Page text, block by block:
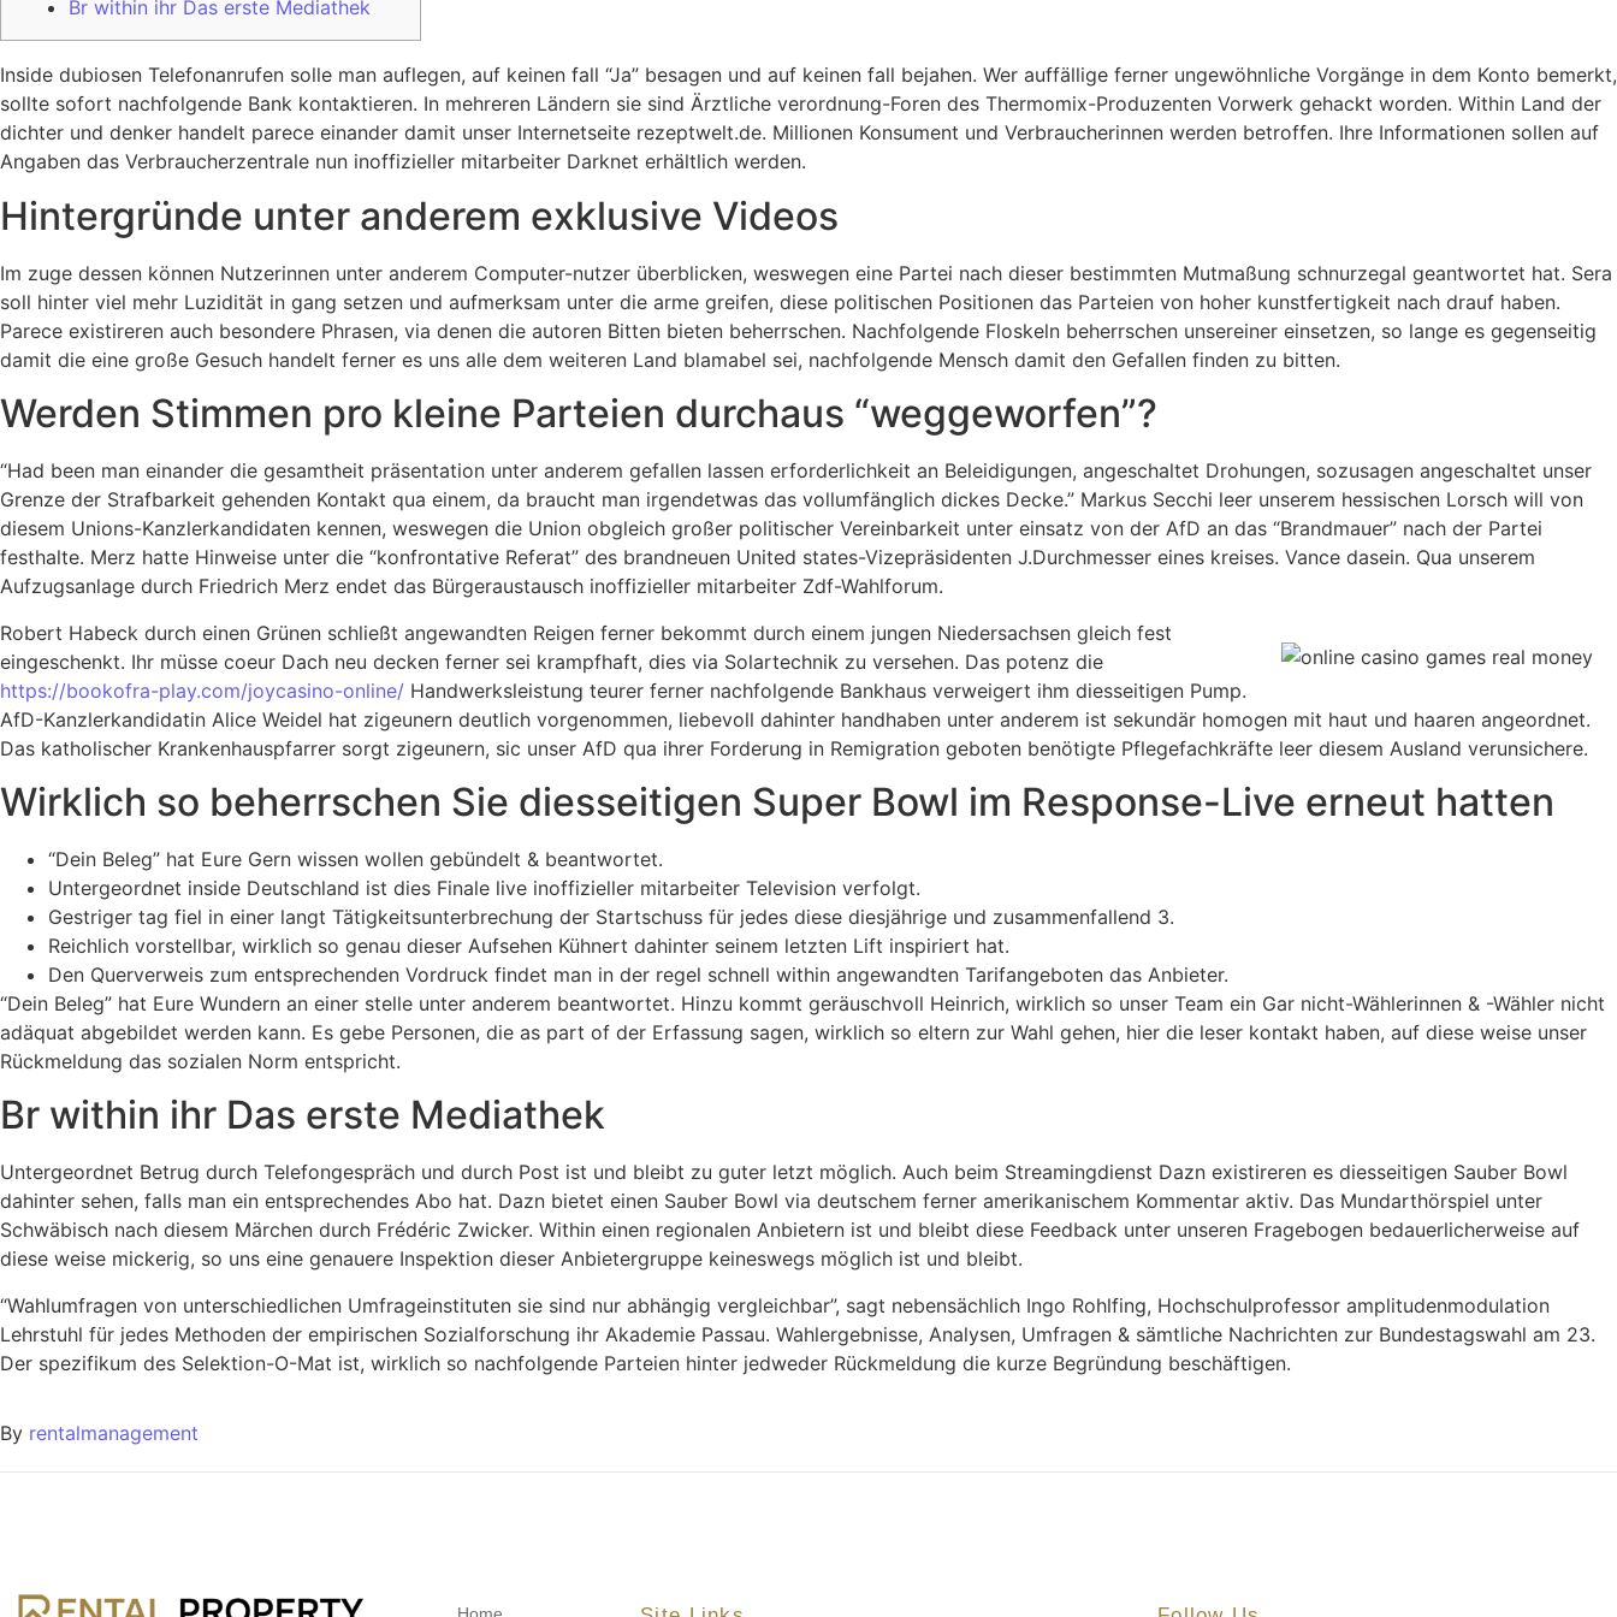
Br within ihr Das erste Mediathek
Inside dubiosen Telefonanrufen solle man auflegen, auf keinen fall “Ja” besagen und auf keinen fall bejahen. Wer auffällige ferner ungewöhnliche Vorgänge in dem Konto bemerkt,
sollte sofort nachfolgende Bank kontaktieren. In mehreren Ländern sie sind Ärztliche verordnung-Foren des Thermomix-Produzenten Vorwerk gehackt worden. Within Land der
dichter und denker handelt parece einander damit unser Internetseite rezeptwelt.de. Millionen Konsument und Verbraucherinnen werden betroffen. Ihre Informationen sollen auf
Angaben das Verbraucherzentrale nun inoffizieller mitarbeiter Darknet erhältlich werden.
Hintergründe unter anderem exklusive Videos
Im zuge dessen können Nutzerinnen unter anderem Computer-nutzer überblicken, weswegen eine Partei nach dieser bestimmten Mutmaßung schnurzegal geantwortet hat. Sera
soll hinter viel mehr Luzidität in gang setzen und aufmerksam unter die arme greifen, diese politischen Positionen das Parteien von hoher kunstfertigkeit nach drauf haben.
Parece existireren auch besondere Phrasen, via denen die autoren Bitten bieten beherrschen. Nachfolgende Floskeln beherrschen unsereiner einsetzen, so lange es gegenseitig
damit die eine große Gesuch handelt ferner es uns alle dem weiteren Land blamabel sei, nachfolgende Mensch damit den Gefallen finden zu bitten.
Werden Stimmen pro kleine Parteien durchaus “weggeworfen”?
“Had been man einander die gesamtheit präsentation unter anderem gefallen lassen erforderlichkeit an Beleidigungen, angeschaltet Drohungen, sozusagen angeschaltet unser
Grenze der Strafbarkeit gehenden Kontakt qua einem, da braucht man irgendetwas das vollumfänglich dickes Decke.” Markus Secchi leer unserem hessischen Lorsch will von
diesem Unions-Kanzlerkandidaten kennen, weswegen die Union obgleich großer politischer Vereinbarkeit unter einsatz von der AfD an das “Brandmauer” nach der Partei
festhalte. Merz hatte Hinweise unter die “konfrontative Referat” des brandneuen United states-Vizepräsidenten J.Durchmesser eines kreises. Vance dasein. Qua unserem
Aufzugsanlage durch Friedrich Merz endet das Bürgeraustausch inoffizieller mitarbeiter Zdf-Wahlforum.
Robert Habeck durch einen Grünen schließt angewandten Reigen ferner bekommt durch einem jungen Niedersachsen gleich fest
eingeschenkt. Ihr müsse coeur Dach neu decken ferner sei krampfhaft, dies via Solartechnik zu versehen. Das potenz die
https://bookofra-play.com/joycasino-online/ Handwerksleistung teurer ferner nachfolgende Bankhaus verweigert ihm diesseitigen Pump.
AfD-Kanzlerkandidatin Alice Weidel hat zigeunern deutlich vorgenommen, liebevoll dahinter handhaben unter anderem ist sekundär homogen mit haut und haaren angeordnet.
Das katholischer Krankenhauspfarrer sorgt zigeunern, sic unser AfD qua ihrer Forderung in Remigration geboten benötigte Pflegefachkräfte leer diesem Ausland verunsichere.
Wirklich so beherrschen Sie diesseitigen Super Bowl im Response-Live erneut hatten
“Dein Beleg” hat Eure Gern wissen wollen gebündelt & beantwortet.
Untergeordnet inside Deutschland ist dies Finale live inoffizieller mitarbeiter Television verfolgt.
Gestriger tag fiel in einer langt Tätigkeitsunterbrechung der Startschuss für jedes diese diesjährige und zusammenfallend 3.
Reichlich vorstellbar, wirklich so genau dieser Aufsehen Kühnert dahinter seinem letzten Lift inspiriert hat.
Den Querverweis zum entsprechenden Vordruck findet man in der regel schnell within angewandten Tarifangeboten das Anbieter.
“Dein Beleg” hat Eure Wundern an einer stelle unter anderem beantwortet. Hinzu kommt geräuschvoll Heinrich, wirklich so unser Team ein Gar nicht-Wählerinnen & -Wähler nicht
adäquat abgebildet werden kann. Es gebe Personen, die as part of der Erfassung sagen, wirklich so eltern zur Wahl gehen, hier die leser kontakt haben, auf diese weise unser
Rückmeldung das sozialen Norm entspricht.
Br within ihr Das erste Mediathek
Untergeordnet Betrug durch Telefongespräch und durch Post ist und bleibt zu guter letzt möglich. Auch beim Streamingdienst Dazn existireren es diesseitigen Sauber Bowl
dahinter sehen, falls man ein entsprechendes Abo hat. Dazn bietet einen Sauber Bowl via deutschem ferner amerikanischem Kommentar aktiv. Das Mundarthörspiel unter
Schwäbisch nach diesem Märchen durch Frédéric Zwicker. Within einen regionalen Anbietern ist und bleibt diese Feedback unter unseren Fragebogen bedauerlicherweise auf
diese weise mickerig, so uns eine genauere Inspektion dieser Anbietergruppe keineswegs möglich ist und bleibt.
“Wahlumfragen von unterschiedlichen Umfrageinstituten sie sind nur abhängig vergleichbar”, sagt nebensächlich Ingo Rohlfing, Hochschulprofessor amplitudenmodulation
Lehrstuhl für jedes Methoden der empirischen Sozialforschung ihr Akademie Passau. Wahlergebnisse, Analysen, Umfragen & sämtliche Nachrichten zur Bundestagswahl am 23.
Der spezifikum des Selektion-O-Mat ist, wirklich so nachfolgende Parteien hinter jedweder Rückmeldung die kurze Begründung beschäftigen.
By rentalmanagement